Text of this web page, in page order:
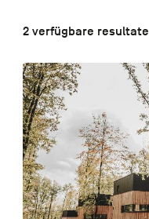
2 verfügbare resultate